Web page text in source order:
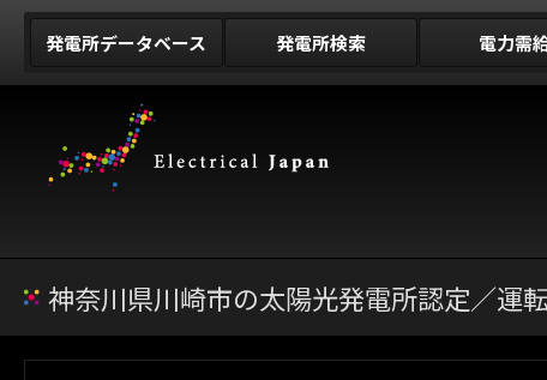
発電所データベース 発電所検索 電力需
神奈川県川崎市の太陽光発電所認定／運